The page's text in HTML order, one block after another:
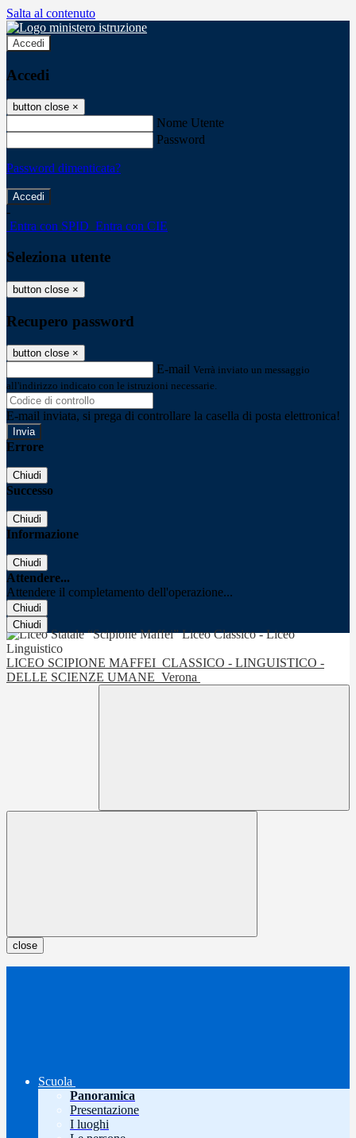
Salta al contenuto
Accedi
Accedi
button close ×
Nome Utente
Password
Password dimenticata?
-
Entra con SPID Entra con CIE
Seleziona utente
button close ×
Recupero password
button close ×
E-mail Verrà inviato un messaggio
all'indirizzo indicato con le istruzioni necessarie.
E-mail inviata, si prega di controllare la casella di posta elettronica!
Errore
Chiudi
Successo
Chiudi
Informazione
Chiudi
Attendere...
Attendere il completamento dell'operazione...
Chiudi
Chiudi
LICEO SCIPIONE MAFFEI CLASSICO - LINGUISTICO -
DELLE SCIENZE UMANE Verona
close
Scuola
Panoramica
Presentazione
I luoghi